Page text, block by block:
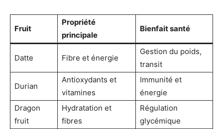
Fruit
Propriété
principale
Bienfait santé
Datte Fibre et énergie
Gestion du poids,
transit
Durian
Antioxydants et
vitamines
Immunité et
énergie
Dragon
fruit
Hydratation et
fibres
Régulation
glycémique